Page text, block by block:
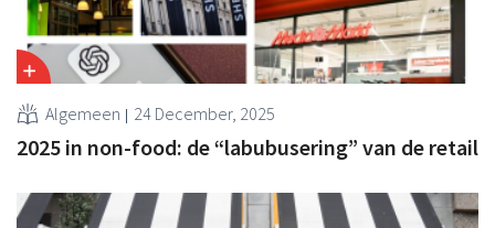
Algemeen 24 December, 2025
2025 in non-food: de “labubusering” van de retail